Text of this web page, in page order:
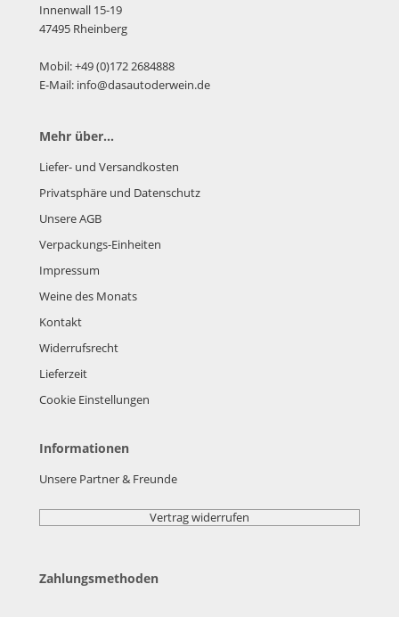
Innenwall 15-19
47495 Rheinberg
Mobil: +49 (0)172 2684888
E-Mail: info@dasautoderwein.de
Mehr über...
Liefer- und Versandkosten
Privatsphäre und Datenschutz
Unsere AGB
Verpackungs-Einheiten
Impressum
Weine des Monats
Kontakt
Widerrufsrecht
Lieferzeit
Cookie Einstellungen
Informationen
Unsere Partner & Freunde
Vertrag widerrufen
Zahlungsmethoden